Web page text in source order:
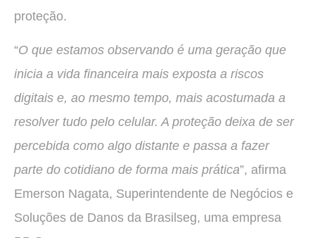
proteção.
“O que estamos observando é uma geração que
inicia a vida financeira mais exposta a riscos
digitais e, ao mesmo tempo, mais acostumada a
resolver tudo pelo celular. A proteção deixa de ser
percebida como algo distante e passa a fazer
parte do cotidiano de forma mais prática”, afirma
Emerson Nagata, Superintendente de Negócios e
Soluções de Danos da Brasilseg, uma empresa